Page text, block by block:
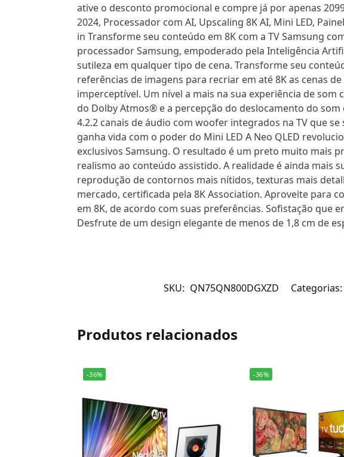
ative o desconto promocional e compre já por apenas
2024, Processador com AI, Upscaling 8K AI, Mini LED,
in Transforme seu conteúdo em 8K com a TV Samsung
processador Samsung, empoderado pela Inteligência
sutileza em qualquer tipo de cena. Transforme seu
referências de imagens para recriar em até 8K as cenas
imperceptível. Um nível a mais na sua experiência de
do Dolby Atmos® e a percepção do deslocamento do
4.2.2 canais de áudio com woofer integrados na TV que
ganha vida com o poder do Mini LED A Neo QLED
exclusivos Samsung. O resultado é um preto muito mais
realismo ao conteúdo assistido. A realidade é ainda mais
reprodução de contornos mais nítidos, texturas mais
mercado, certificada pela 8K Association. Aproveite para
em 8K, de acordo com suas preferências. Sofistação que
Desfrute de um design elegante de menos de 1,8 cm de
SKU: QN75QN800DGXZD Categorias:
Produtos relacionados
-36% -36%